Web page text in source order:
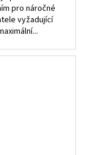
pro náročné
vyžadující